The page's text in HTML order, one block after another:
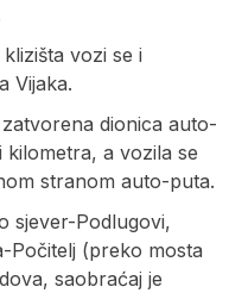
vozi se i
Vijaka.
dionica auto-
a vozila se
stranom auto-puta.
sjever-Podlugovi,
Počitelj (preko mosta
saobraćaj je